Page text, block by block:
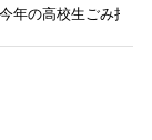
今年の高校生ごみ拾い